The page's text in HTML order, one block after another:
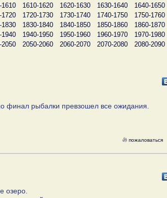
1610 1610-1620 1620-1630 1630-1640
1640-1650
1720 1720-1730 1730-1740 1740-1750
1750-1760
1830 1830-1840 1840-1850 1850-1860
1860-1870
1940 1940-1950 1950-1960 1960-1970
1970-1980
2050 2050-2060 2060-2070 2070-2080
2080-2090
финал рыбалки превзошел все ожидания.
пожаловаться
озеро.